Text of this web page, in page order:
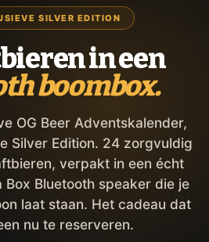
SILVER EDITION
in een
boombox.
OG Beer Adventskalender,
Silver Edition. 24 zorgvuldig
verpakt in een écht
Box Bluetooth speaker die je
laat staan. Het cadeau dat
nu te reserveren.